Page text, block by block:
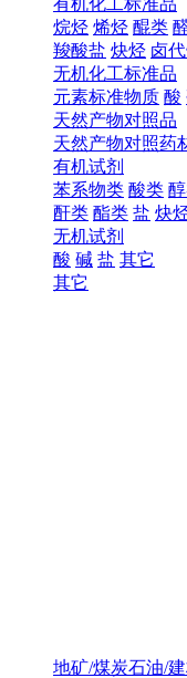
烷烃 烯烃 醌类
羧酸盐 炔烃 卤
无机化工标准品
元素标准物质 酸
天然产物对照品
天然产物对照药
有机试剂
苯系物类 酸类
酐类 酯类 盐 炔
无机试剂
酸 碱 盐 其它
其它
地矿/煤炭石油/